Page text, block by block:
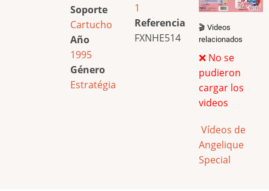
Soporte
Cartucho
Año
1995
Género
Estratégia
1
Referencia
FXNHE514
🎬 Videos
relacionados
❌ No se
pudieron
cargar los
videos
Vídeos de
Angelique
Special